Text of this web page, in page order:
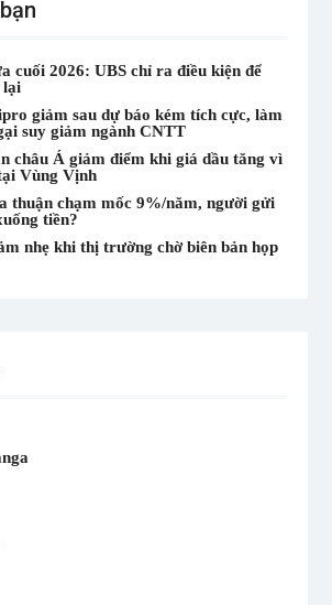
cuối 2026: UBS chỉ ra điều kiện để
lại
giảm sau dự báo kém tích cực, làm
suy giảm ngành CNTT
châu Á giảm điểm khi giá dầu tăng vì
Vùng Vịnh
thuận chạm mốc 9%/năm, người gửi
tiền?
nhẹ khi thị trường chờ biên bản họp